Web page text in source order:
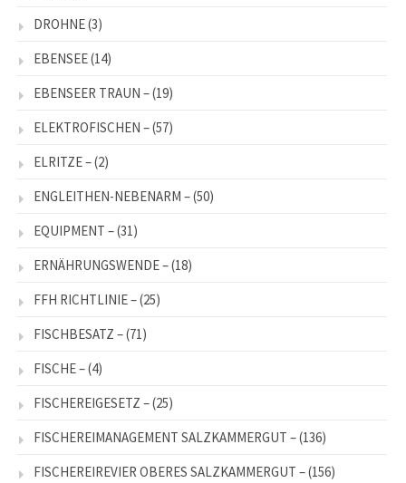
DROHNE(3)
EBENSEE(14)
EBENSEER TRAUN –(19)
ELEKTROFISCHEN –(57)
ELRITZE –(2)
ENGLEITHEN-NEBENARM –(50)
EQUIPMENT –(31)
ERNÄHRUNGSWENDE –(18)
FFH RICHTLINIE –(25)
FISCHBESATZ –(71)
FISCHE –(4)
FISCHEREIGESETZ –(25)
FISCHEREIMANAGEMENT SALZKAMMERGUT –(136)
FISCHEREIREVIER OBERES SALZKAMMERGUT –(156)